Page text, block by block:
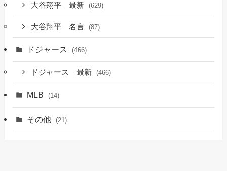
大谷翔平 最新 (629)
大谷翔平 名言 (87)
ドジャース (466)
ドジャース 最新 (466)
MLB (14)
その他 (21)